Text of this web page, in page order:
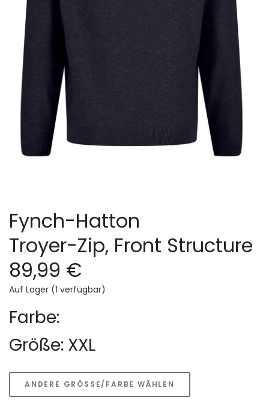
Fynch-Hatton
Troyer-Zip, Front Structure
89,99 €
Auf Lager (1 verfügbar)
Farbe:
Größe: XXL
ANDERE GRÖSSE/FARBE WÄHLEN